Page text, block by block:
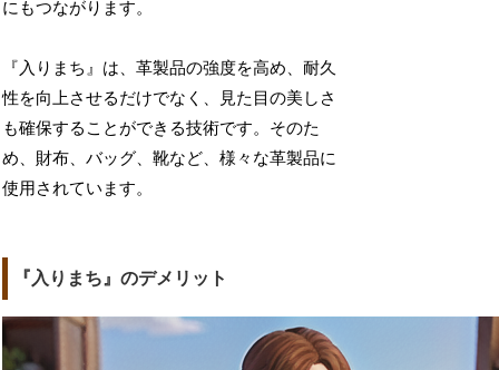
にもつながります。
『入りまち』は、革製品の強度を高め、耐久
性を向上させるだけでなく、見た目の美しさ
も確保することができる技術です。そのた
め、財布、バッグ、靴など、様々な革製品に
使用されています。
『入りまち』のデメリット